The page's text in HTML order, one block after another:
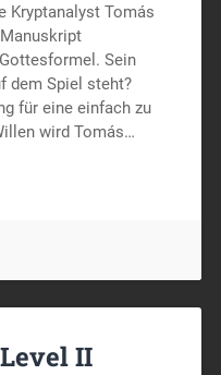
Kryptanalyst Tomás
Sein
dem Spiel steht?
für eine einfach zu
wird Tomás…
II